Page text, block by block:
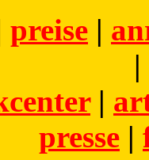
preise |
|
|
presse |